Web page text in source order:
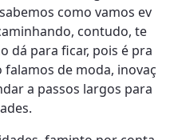
como vamos ev
contudo, te
dá para ficar, pois é pra
de moda, inovaç
a passos largos para